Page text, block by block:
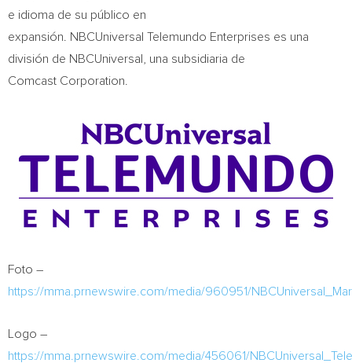
e idioma de su público en
expansión. NBCUniversal Telemundo Enterprises es una
división de NBCUniversal, una subsidiaria de
Comcast Corporation.
Foto –
https://mma.prnewswire.com/media/960951/
Logo –
https://mma.prnewswire.com/media/456061/